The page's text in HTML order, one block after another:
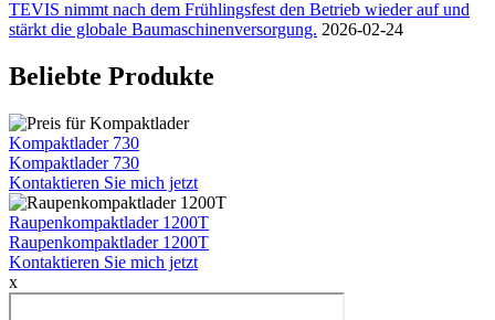
TEVIS nimmt nach dem Frühlingsfest den Betrieb wieder auf und
stärkt die globale Baumaschinenversorgung. 2026-02-24
Beliebte Produkte
Kompaktlader 730
Kompaktlader 730
Kontaktieren Sie mich jetzt
Raupenkompaktlader 1200T
Raupenkompaktlader 1200T
Kontaktieren Sie mich jetzt
x